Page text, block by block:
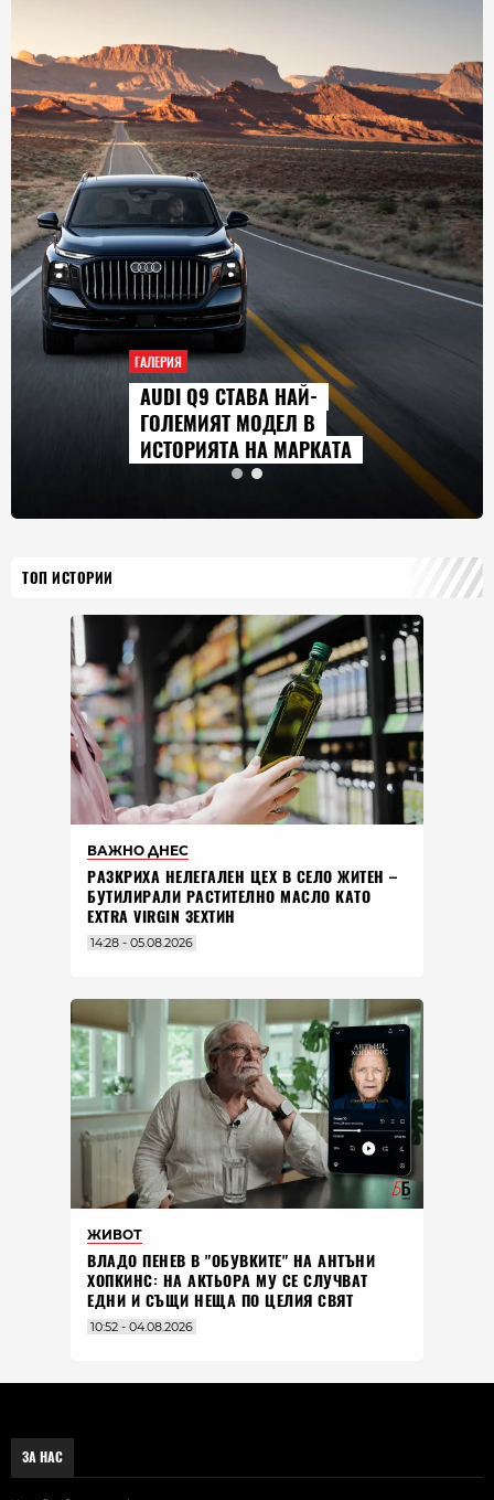
ГАЛЕРИЯ
AUDI Q9 СТАВА НАЙ-
ГОЛЕМИЯТ МОДЕЛ В
ИСТОРИЯТА НА МАРКАТА
ТОП ИСТОРИИ
ВАЖНО ДНЕС
РАЗКРИХА НЕЛЕГАЛЕН ЦЕХ В СЕЛО ЖИТЕН –
БУТИЛИРАЛИ РАСТИТЕЛНО МАСЛО КАТО
EXTRA VIRGIN ЗЕХТИН
14:28 - 05.08.2026
ЖИВОТ
ВЛАДO ПЕНЕВ В "ОБУВКИТЕ" НА АНТЪНИ
ХОПКИНС: НА АКТЬОРА МУ СЕ СЛУЧВАТ
ЕДНИ И СЪЩИ НЕЩА ПО ЦЕЛИЯ СВЯТ
10:52 - 04.08.2026
ЗА НАС